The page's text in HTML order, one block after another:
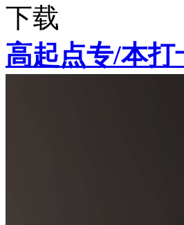
下载
高起点专/本打